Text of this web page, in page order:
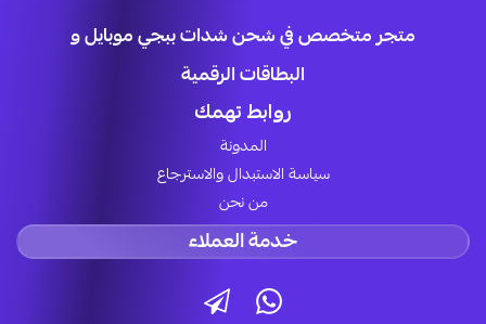
متجر متخصص في شحن شدات ببجي موبايل و
البطاقات الرقمية
روابط تهمك
المدونة
سياسة الاستبدال والاسترجاع
من نحن
خدمة العملاء